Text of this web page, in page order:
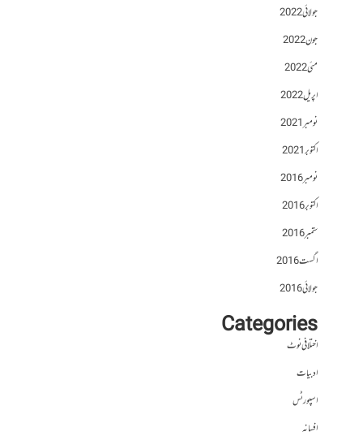
جولائی 2022
جون 2022
مئی 2022
اپریل 2022
نومبر 2021
اکتوبر 2021
نومبر 2016
اکتوبر 2016
ستمبر 2016
اگست 2016
جولائی 2016
Categories
اختلافی نوٹ
ادبیات
اسپورٹس
افسانہ